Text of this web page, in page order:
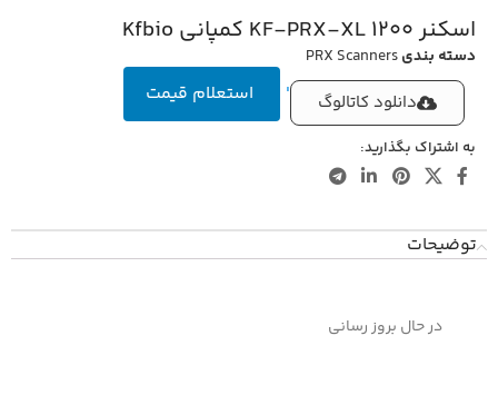
اسکنر 1200 KF-PRX-XL کمپانی Kfbio
دسته بندیPRX Scanners
دانلود کاتالوگ ' استعلام قیمت
به اشتراک بگذارید:
توضیحات
در حال بروز رسانی